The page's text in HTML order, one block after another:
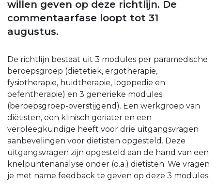
willen geven op deze richtlijn. De
commentaarfase loopt tot 31
augustus.
De richtlijn bestaat uit 3 modules per paramedische
beroepsgroep (diëtetiek, ergotherapie,
fysiotherapie, huidtherapie, logopedie en
oefentherapie) en 3 generieke modules
(beroepsgroep-overstijgend). Een werkgroep van
diëtisten, een klinisch geriater en een
verpleegkundige heeft voor drie uitgangsvragen
aanbevelingen voor diëtisten opgesteld. Deze
uitgangsvragen zijn opgesteld aan de hand van een
knelpuntenanalyse onder (o.a.) diëtisten. We vragen
je met name feedback te geven op deze 3 modules.